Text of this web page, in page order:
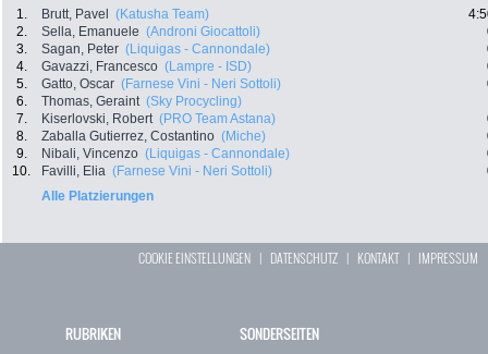
1. Brutt, Pavel (Katusha Team)
2.
Sella, Emanuele (Androni Giocattoli)
3.
Sagan, Peter (Liquigas - Cannondale)
4.
Gavazzi, Francesco (Lampre - ISD)
5.
Gatto, Oscar (Farnese Vini - Neri Sottoli)
6.
Thomas, Geraint (Sky Procycling)
7.
Kiserlovski, Robert (PRO Team Astana)
8.
Zaballa Gutierrez, Costantino (Miche)
9.
Nibali, Vincenzo (Liquigas - Cannondale)
10.
Favilli, Elia (Farnese Vini - Neri Sottoli)
Alle Platzierungen
COOKIE EINSTELLUNGEN | DATENSCHUTZ | KONTAKT| IMPRESSUM
RUBRIKEN SONDERSEITEN